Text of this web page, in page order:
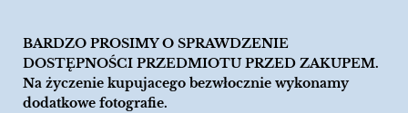
BARDZO PROSIMY O SPRAWDZENIE
DOSTĘPNOŚCI PRZEDMIOTU PRZED ZAKUPEM.
Na życzenie kupujacego bezwłocznie wykonamy
dodatkowe fotografie.